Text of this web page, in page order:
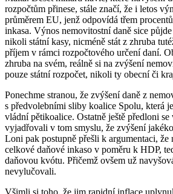
rozpočtům přinese, stále značí, že i letos
průměrem EU, jenž odpovídá třem
inkasa. Výnos nemovitostní daně sice
nikoli státní kasy, nicméně stát z zhruba
příjem v rámci rozpočtového určení daní.
zhruba na svém, reálně si na zvýšení
pouze státní rozpočet, nikoli ty obecní či
Ponechme stranou, že zvýšení daně z
s předvolebními sliby koalice Spolu, která
vládní pětikoalice. Ostatně ještě předloni
vyjadřovali v tom smyslu, že zvýšení
Loni pak postupně přešli k argumentaci, že
celkové daňové inkaso v poměru k HDP,
daňovou kvótu. Přičemž ovšem už
nevylučovali.
Všimli si toho, že jim rapidní inflace